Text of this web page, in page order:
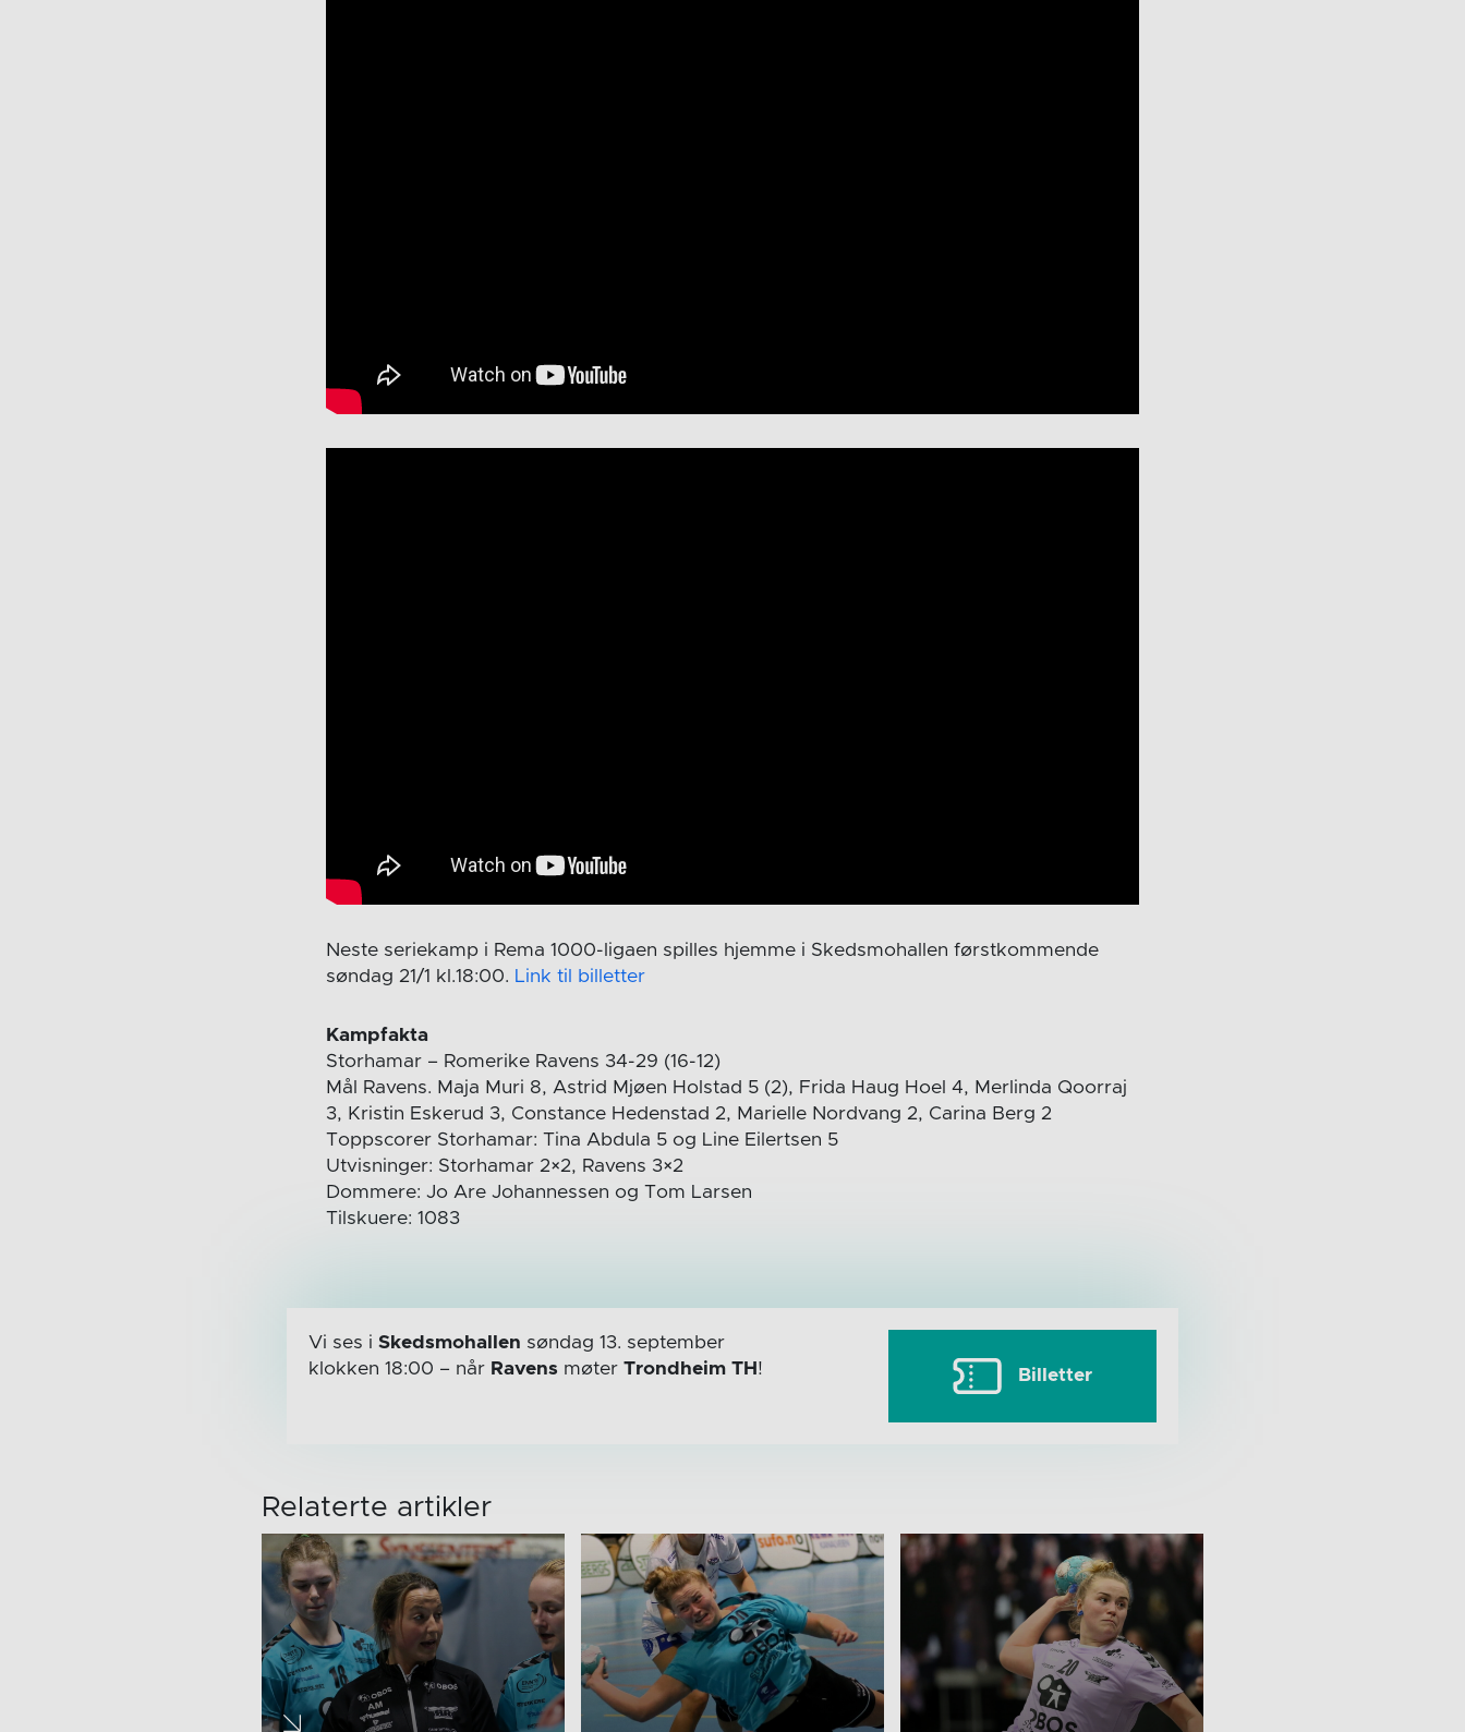
Neste seriekamp i Rema 1000-ligaen spilles hjemme i Skedsmohallen førstkommende
søndag 21/1 kl.18:00. Link til billetter
Kampfakta
Storhamar – Romerike Ravens 34-29 (16-12)
Mål Ravens. Maja Muri 8, Astrid Mjøen Holstad 5 (2), Frida Haug Hoel 4, Merlinda Qoorraj
3, Kristin Eskerud 3, Constance Hedenstad 2, Marielle Nordvang 2, Carina Berg 2
Toppscorer Storhamar: Tina Abdula 5 og Line Eilertsen 5
Utvisninger: Storhamar 2×2, Ravens 3×2
Dommere: Jo Are Johannessen og Tom Larsen
Tilskuere: 1083
Vi ses i Skedsmohallen søndag 13. september
klokken 18:00 – når Ravens møter Trondheim TH ! Billetter
Relaterte artikler